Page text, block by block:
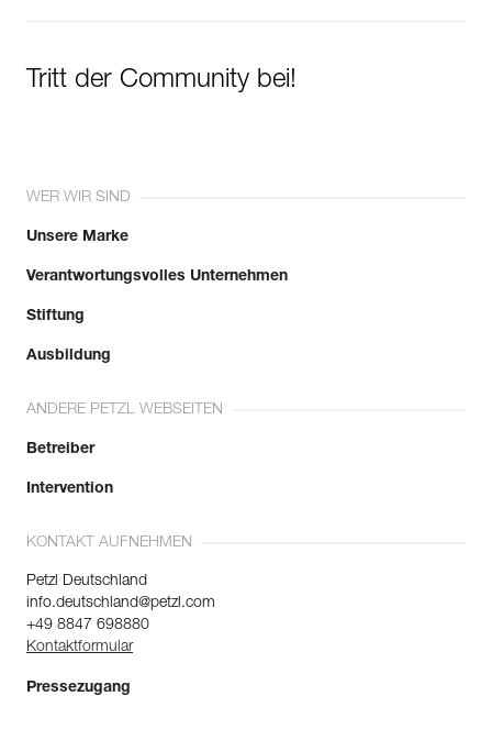
Tritt der Community bei!
WER WIR SIND
Unsere Marke
Verantwortungsvolles Unternehmen
Stiftung
Ausbildung
ANDERE PETZL WEBSEITEN
Betreiber
Intervention
KONTAKT AUFNEHMEN
Petzl Deutschland
info.deutschland@petzl.com
+49 8847 698880
Kontaktformular
Pressezugang